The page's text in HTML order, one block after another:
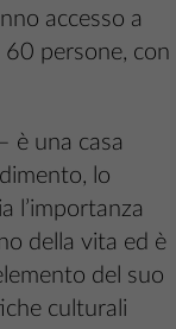
accesso a
60 persone, con
è una casa
lo
l’importanza
della vita ed è
del suo
culturali